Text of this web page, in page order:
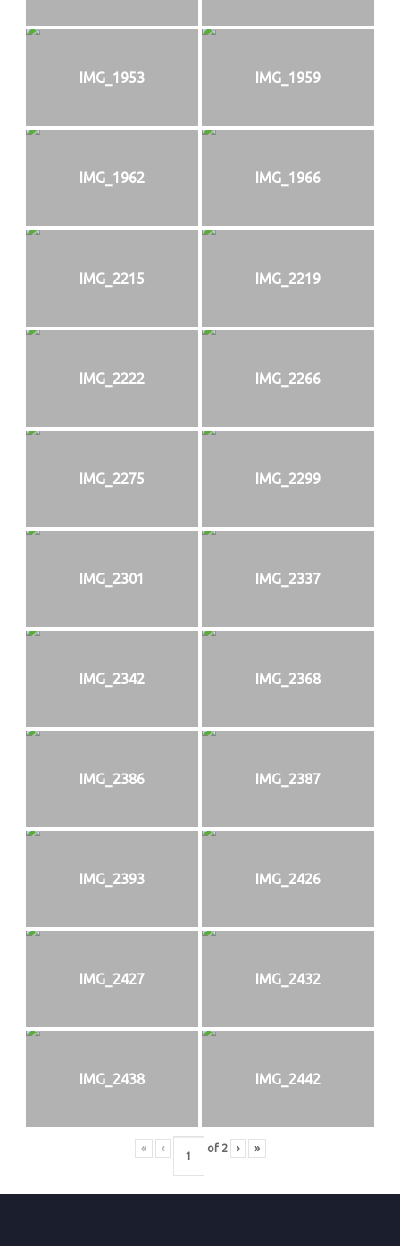
IMG_1953 IMG_1959
IMG_1962 IMG_1966
IMG_2215 IMG_2219
IMG_2222 IMG_2266
IMG_2275 IMG_2299
IMG_2301 IMG_2337
IMG_2342 IMG_2368
IMG_2386 IMG_2387
IMG_2393 IMG_2426
IMG_2427 IMG_2432
IMG_2438 IMG_2442
« ‹ of 2 › »